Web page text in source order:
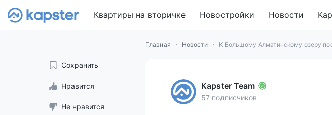
Квартиры на вторичке Новостройки Новости
Главная Новости К Большому Алматинскому озеру
Сохранить
Нравится
Не нравится
Kapster Team
57 подписчиков